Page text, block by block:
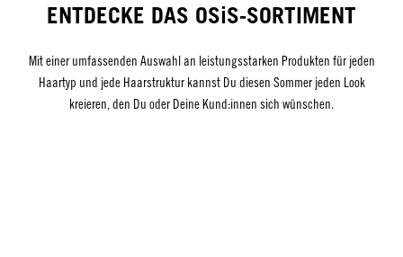
ENTDECKE DAS OSiS-SORTIMENT
Mit einer umfassenden Auswahl an leistungsstarken Produkten für jeden
Haartyp und jede Haarstruktur kannst Du diesen Sommer jeden Look
kreieren, den Du oder Deine Kund:innen sich wünschen.